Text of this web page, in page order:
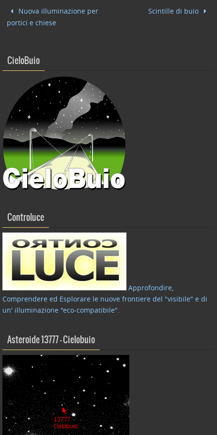
b
o
k
dI
Nuova illuminazione per
portici e chiese
Scintille di buio
CieloBuio
Controluce
Approfondire,
Comprendere ed Esplorare le nuove frontiere del "visibile" e di
un' illuminazione "eco-compatibile"
Asteroide 13777 – Cielobuio